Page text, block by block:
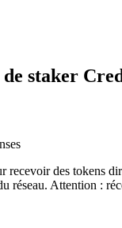
staker
recevoir des tokens
réseau. Attention :